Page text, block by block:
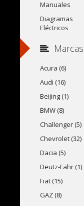
Manuales
Diagramas
Eléctricos
Marcas
Acura (6)
Audi (16)
Beijing (1)
BMW (8)
Challenger (5)
Chevrolet (32)
Dacia (5)
Deutz-Fahr (1)
Fiat (15)
GAZ (8)